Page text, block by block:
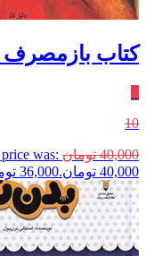
کتاب بازمصرف
10
40,000 تومان was:
40,000 تومان.
36,000